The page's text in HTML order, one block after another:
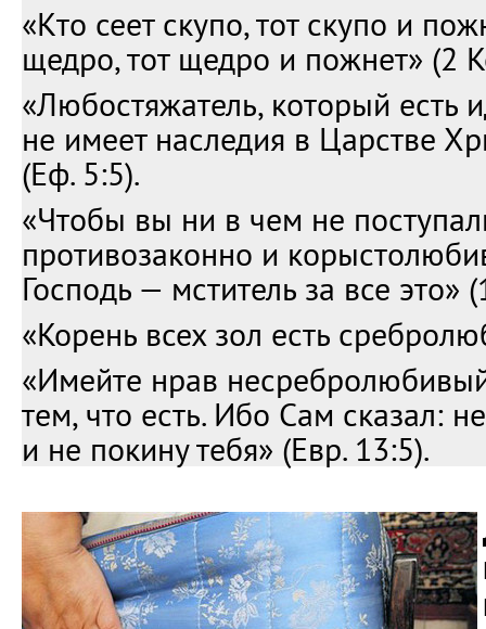
«Кто сеет скупо, тот скупо и
щедро, тот щедро и пожнет» (2
«Любостяжатель, который есть
не имеет наследия в Царстве
(Еф. 5:5).
«Чтобы вы ни в чем не
противозаконно и
Господь — мститель за все это»
«Корень всех зол есть
«Имейте нрав
тем, что есть. Ибо Сам сказал:
и не покину тебя» (Евр. 13:5).